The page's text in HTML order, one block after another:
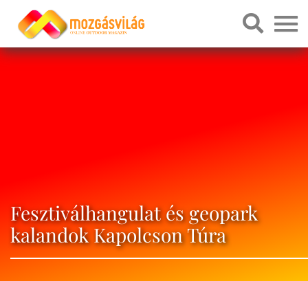
Fesztiválhangulat és geopark
kalandok Kapolcson Túra